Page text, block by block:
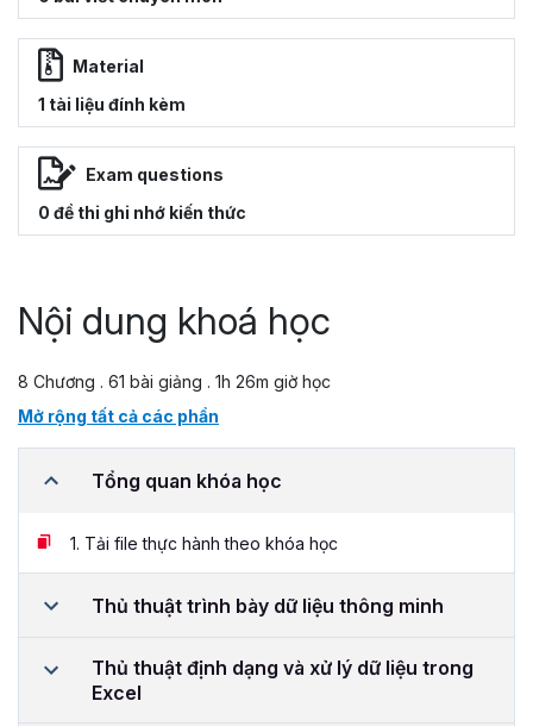
Material
1 tài liệu đính kèm
Exam questions
0 đề thi ghi nhớ kiến thức
Nội dung khoá học
8 Chương . 61 bài giảng . 1h 26m giờ học
Mở rộng tất cả các phần
Tổng quan khóa học
1. Tải file thực hành theo khóa học
Thủ thuật trình bày dữ liệu thông minh
Thủ thuật định dạng và xử lý dữ liệu trong
Excel